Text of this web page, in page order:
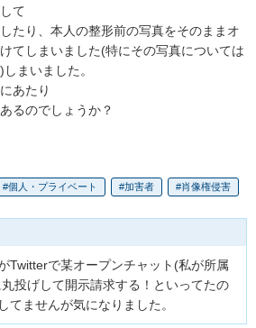
て
たり、本人の整形前の写真をそのままオ
てしまいました(特にその写真については
まいました。
あたり
るのでしょうか？
個人・プライベート 加害者 肖像権侵害
Twitterで某オープンチャット(私が所属
投げして開示請求する！といってたの
てませんが気になりました。